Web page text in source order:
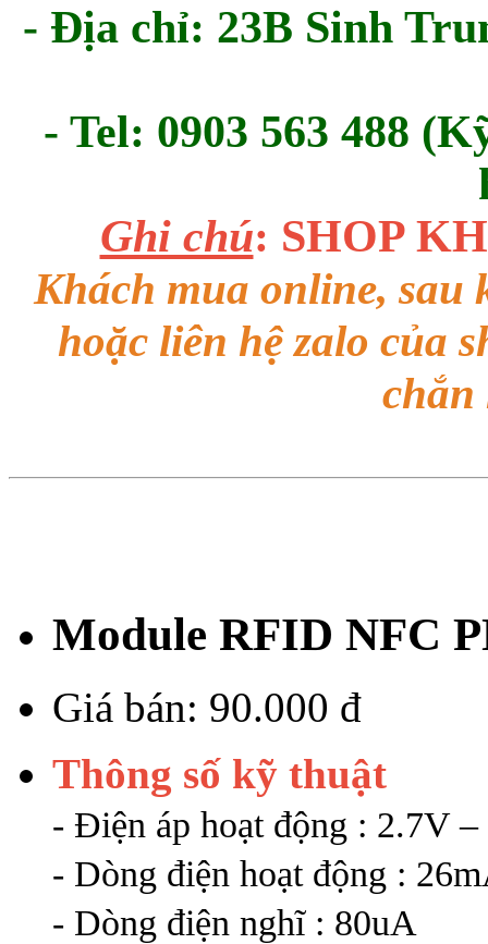
- Địa chỉ: 23B Sinh
- Tel: 0903 563 488
Ghi chú: SHOP
Khách mua online,
hoặc liên hệ zalo của
chắn
Module RFID NFC
Giá bán: 90.000 đ
Thông số kỹ thuật
- Điện áp hoạt động : 2.7V
- Dòng điện hoạt động :
- Dòng điện nghĩ : 80uA